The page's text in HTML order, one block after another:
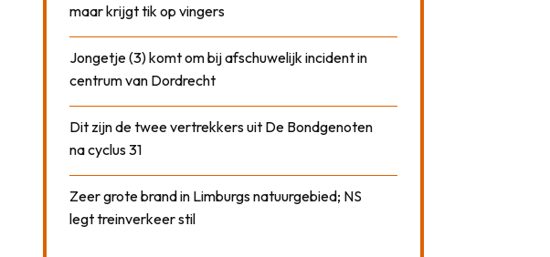
maar krijgt tik op vingers
Jongetje (3) komt om bij afschuwelijk incident in
centrum van Dordrecht
Dit zijn de twee vertrekkers uit De Bondgenoten
na cyclus 31
Zeer grote brand in Limburgs natuurgebied; NS
legt treinverkeer stil